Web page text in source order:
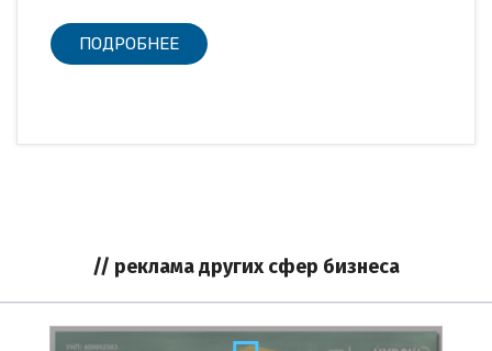
ПОДРОБНЕЕ
// реклама других сфер бизнеса